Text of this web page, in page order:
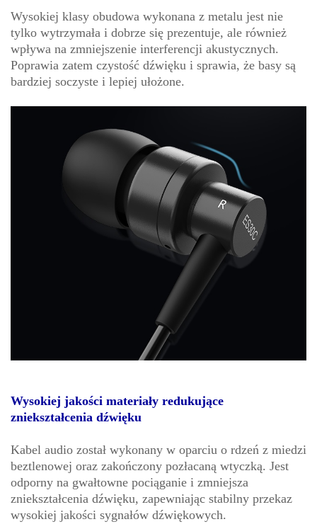
Wysokiej klasy obudowa wykonana z metalu jest nie
tylko wytrzymała i dobrze się prezentuje, ale również
wpływa na zmniejszenie interferencji akustycznych.
Poprawia zatem czystość dźwięku i sprawia, że basy są
bardziej soczyste i lepiej ułożone.
Wysokiej jakości materiały redukujące
zniekształcenia dźwięku
Kabel audio został wykonany w oparciu o rdzeń z miedzi
beztlenowej oraz zakończony pozłacaną wtyczką. Jest
odporny na gwałtowne pociąganie i zmniejsza
zniekształcenia dźwięku, zapewniając stabilny przekaz
wysokiej jakości sygnałów dźwiękowych.